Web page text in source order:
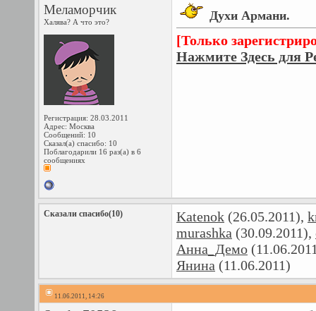
Меламорчик
Халява? А что это?
Регистрация: 28.03.2011
Адрес: Москва
Сообщений: 10
Сказал(а) спасибо: 10
Поблагодарили 16 раз(а) в 6
сообщениях
Духи Армани.
[Только
Нажмите Здесь для
Сказали спасибо(10) Katenok (26.05.2011),
murashka (30.09.2011),
Анна_Демо
Янина (11.06.2011)
11.06.2011, 14:26